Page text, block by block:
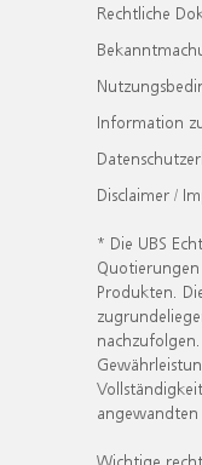
Rechtliche
Information
Disclaimer /
* Die UBS
Produkten.